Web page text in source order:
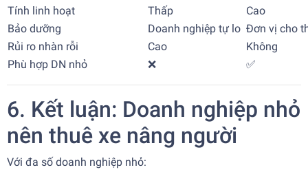
Tính linh hoạt
Thấp
Cao
Bảo dưỡng
Doanh nghiệp tự lo Đơn vị cho
Rủi ro nhàn rỗi
Cao
Không
Phù hợp DN nhỏ
❌ ✅
6. Kết luận: Doanh nghiệp nhỏ
nên thuê xe nâng người
Với đa số doanh nghiệp nhỏ: